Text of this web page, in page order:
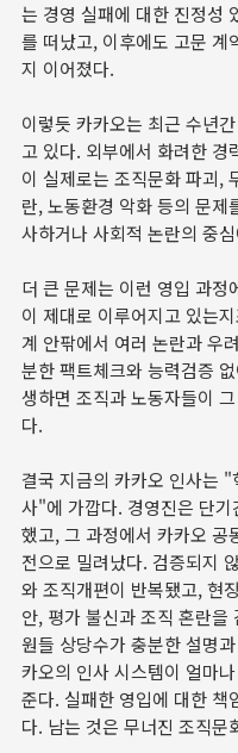
는 경영 실패에 대한 진정성
를 떠났고, 이후에도 고문 계
지 이어졌다.
이렇듯 카카오는 최근 수년
고 있다. 외부에서 화려한 경
이 실제로는 조직문화 파괴,
란, 노동환경 악화 등의 문제
사하거나 사회적 논란의 중
더 큰 문제는 이런 영입 과정
이 제대로 이루어지고 있는
계 안팎에서 여러 논란과 우
분한 팩트체크와 능력검증
생하면 조직과 노동자들이
다.
결국 지금의 카카오 인사는
사"에 가깝다. 경영진은 단
했고, 그 과정에서 카카오 공
전으로 밀려났다. 검증되지
와 조직개편이 반복됐고, 현
안, 평가 불신과 조직 혼란을
원들 상당수가 충분한 설명
카오의 인사 시스템이 얼마
준다. 실패한 영입에 대한 책
다. 남는 것은 무너진 조직문